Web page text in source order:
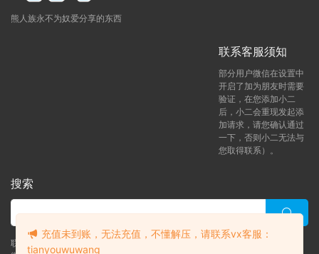
熊人族永不为奴爱分享的东西
联系客服须知
部分用户微信在设置中
开启了加为朋友时需要
验证，在您添加小二
后，小二会重现发起添
加请求，请您确认通过
一下，否则小二无法与
您取得联系）。
搜索
联系客服 (添加后告诉客服-来自熊人族咨询问题)
充值未到账，无法充值，不懂解压，请联系vx客服：
tianyouwuwang